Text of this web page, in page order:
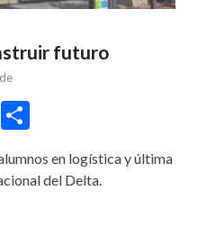
futuro
LinkedIn
en logística y última
del Delta.